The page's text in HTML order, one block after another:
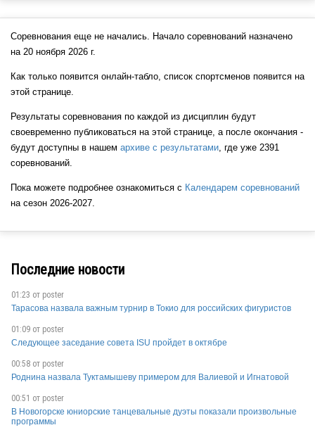
Соревнования еще не начались. Начало соревнований назначено
на 20 ноября 2026 г.
Как только появится онлайн-табло, список спортсменов появится на
этой странице.
Результаты соревнования по каждой из дисциплин будут
своевременно публиковаться на этой странице, а после окончания -
будут доступны в нашем архиве с результатами, где уже 2391
соревнований.
Пока можете подробнее ознакомиться с Календарем соревнований
на сезон 2026-2027.
Последние новости
01:23 от poster
Тарасова назвала важным турнир в Токио для российских фигуристов
01:09 от poster
Следующее заседание совета ISU пройдет в октябре
00:58 от poster
Роднина назвала Туктамышеву примером для Валиевой и Игнатовой
00:51 от poster
В Новогорске юниорские танцевальные дуэты показали произвольные
программы